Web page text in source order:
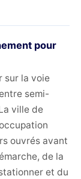
pour
sur la voie
semi-
ville de
ouvrés avant
de la
et du